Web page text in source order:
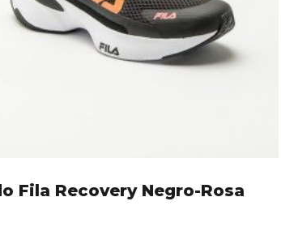
Fila Recovery Negro-Rosa